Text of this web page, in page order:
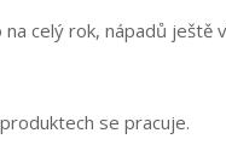
celý rok, nápadů ještě
se pracuje.